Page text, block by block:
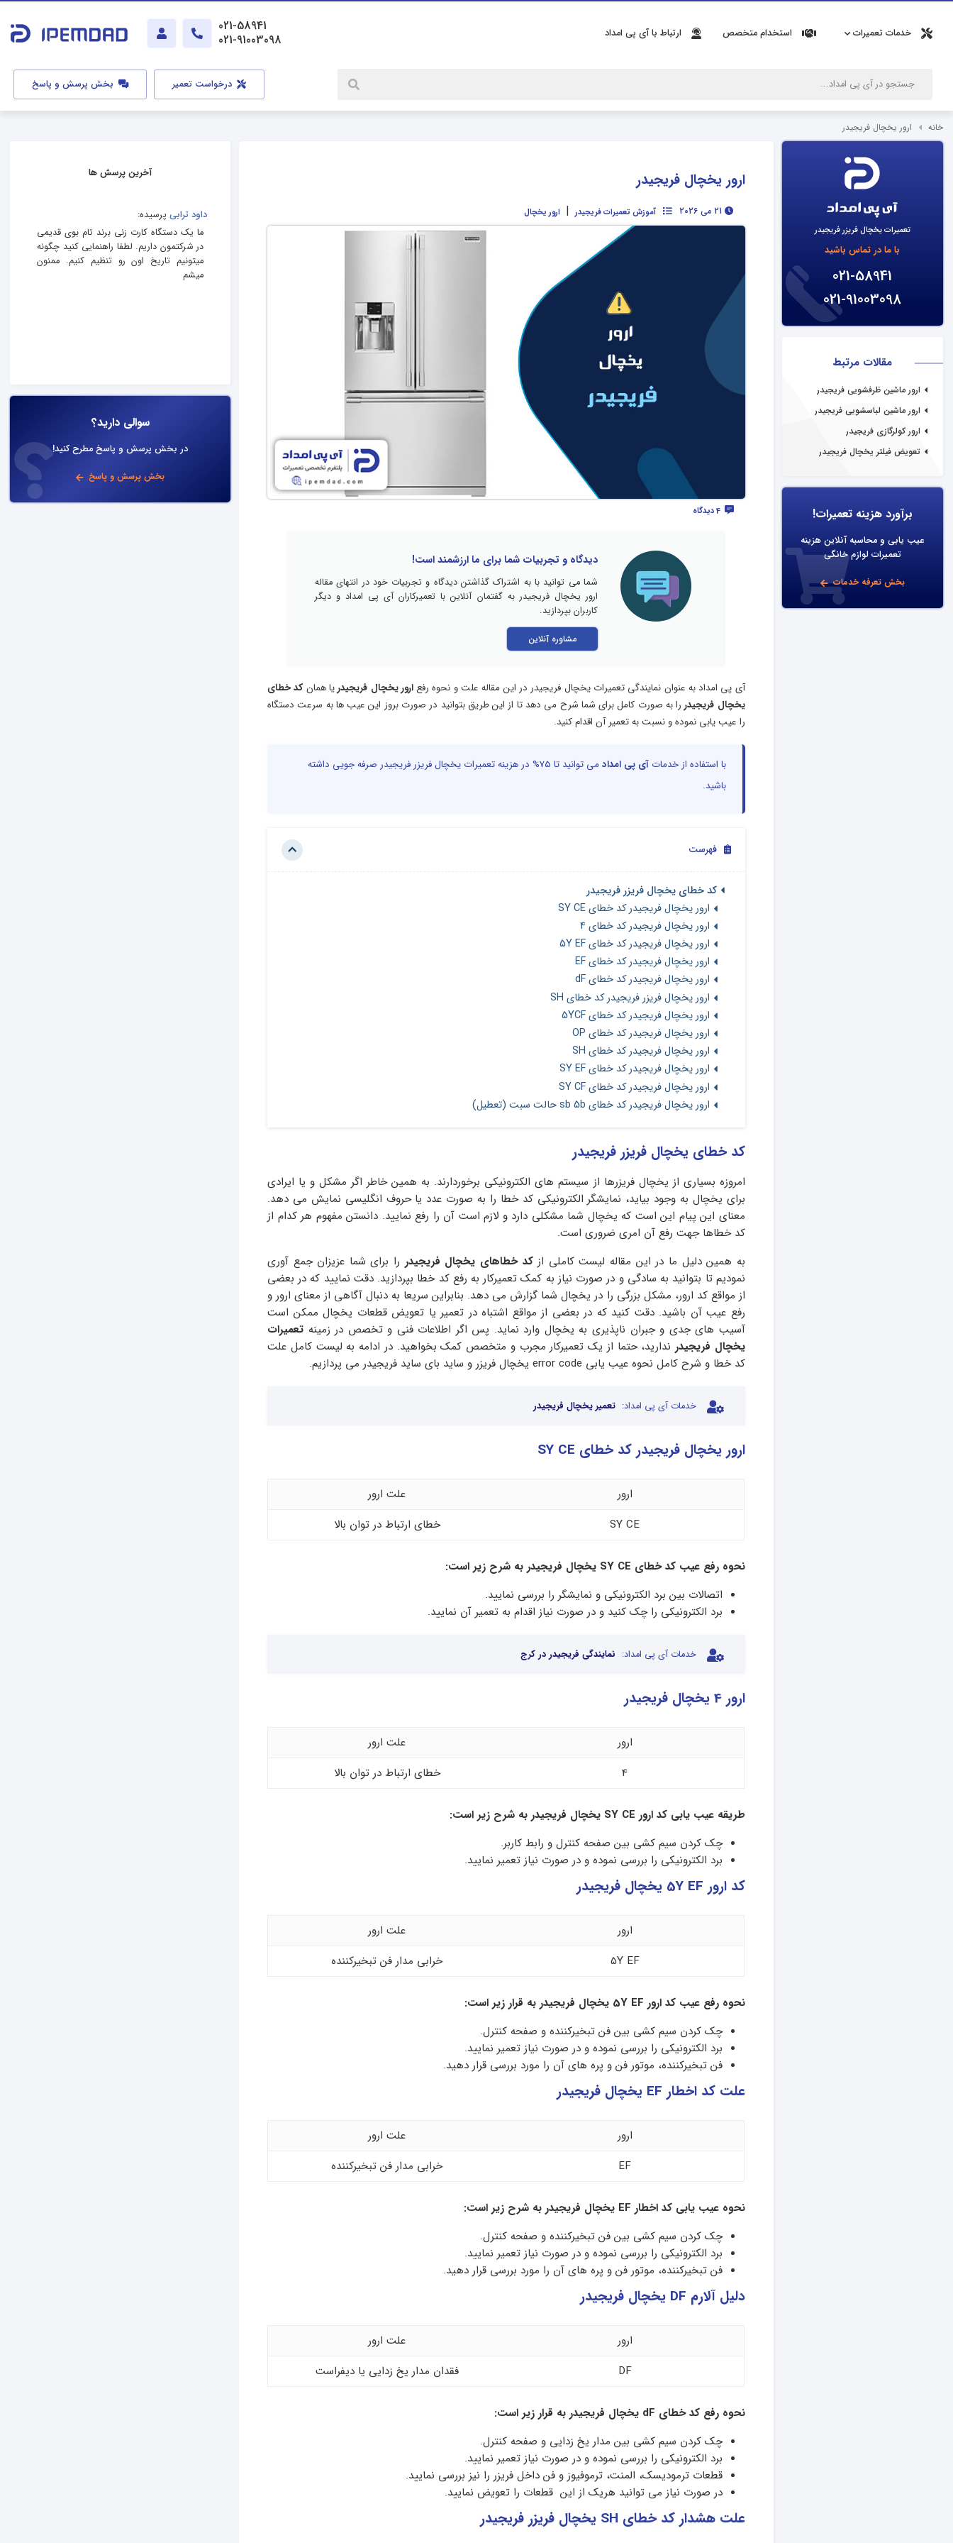
خدمات تعمیرات استخدام متخصص ارتباط با آی پی امداد
021-58941
021-91003098
درخواست تعمیر بخش پرسش و پاسخ
خانه ارور یخچال فریجیدر
تعمیرات یخچال فریزر فریجیدر
با ما در تماس باشید
021-58941
021-91003098
مقالات مرتبط
ارور ماشین ظرفشویی فریجیدر
ارور ماشین لباسشویی فریجیدر
ارور کولرگازی فریجیدر
تعویض فیلتر یخچال فریجیدر
برآورد هزینه تعمیرات!
عیب یابی و محاسبه آنلاین هزینه
تعمیرات لوازم خانگی
بخش تعرفه خدمات
ارور یخچال فریجیدر
آموزش تعمیرات فریجیدر | ارور یخچال
4 دیدگاه
دیدگاه و تجربیات شما برای ما ارزشمند است!
شما می توانید با به اشتراک گذاشتن دیدگاه و تجربیات خود در انتهای مقاله
ارور یخچال فریجیدر به گفتمان آنلاین با تعمیرکاران آی پی امداد و دیگر
کاربران بپردازید.
مشاوره آنلاین
آی پی امداد به عنوان نمایندگی تعمیرات یخچال فریجیدر در این مقاله علت و نحوه رفعارور یخچال فریجیدریا همان کد خطای
یخچال فریجیدررا به صورت کامل برای شما شرح می دهد تا از این طریق بتوانید در صورت بروز این عیب ها به سرعت دستگاه
را عیب یابی نموده و نسبت به تعمیر آن اقدام کنید.
با استفاده از خدماتآی پی امداد
می توانید تا 75% در هزینه تعمیرات یخچال فریزر فریجیدر صرفه جویی داشته
باشید.
فهرست
کد خطای یخچال فریزر فریجیدر
ارور یخچال فریجیدر کد خطای SY CE
ارور یخچال فریجیدر کد خطای 4
ارور یخچال فریجیدر کد خطای 5Y EF
ارور یخچال فریجیدر کد خطای EF
ارور یخچال فریجیدر کد خطای dF
ارور یخچال فریزر فریجیدر کد خطای SH
ارور یخچال فریجیدر کد خطای 5YCF
ارور یخچال فریجیدر کد خطای OP
ارور یخچال فریجیدر کد خطای SH
ارور یخچال فریجیدر کد خطای SY EF
ارور یخچال فریجیدر کد خطای SY CF
ارور یخچال فریجیدر کد خطای sb 5b حالت سبت (تعطیل)
کد خطای یخچال فریزر فریجیدر
امروزه بسیاری از یخچال فریزرها از سیستم های الکترونیکی برخوردارند. به همین خاطر اگر مشکل و یا ایرادی
برای یخچال به وجود بیاید، نمایشگر الکترونیکی کد خطا را به صورت عدد یا حروف انگلیسی نمایش می دهد.
معنای این پیام این است که یخچال شما مشکلی دارد و لازم است آن را رفع نمایید. دانستن مفهوم هر کدام از
کد خطاها جهت رفع آن امری ضروری است.
به همین دلیل ما در این مقاله لیست کاملی ازکد خطاهای یخچال فریجیدر را برای شما عزیزان جمع آوری
نمودیم تا بتوانید به سادگی و در صورت نیاز به کمک تعمیرکار به رفع کد خطا بپردازید. دقت نمایید که در بعضی
از مواقع کد ارور، مشکل بزرگی را در یخچال شما گزارش می دهد. بنابراین سریعا به دنبال آگاهی از معنای ارور و
رفع عیب آن باشید. دقت کنید که در بعضی از مواقع اشتباه در تعمیر یا تعویض قطعات یخچال ممکن است
آسیب های جدی و جبران ناپذیری به یخچال وارد نماید. پس اگر اطلاعات فنی و تخصص در زمینه تعمیرات
یخچال فریجیدر ندارید، حتما از یک تعمیرکار مجرب و متخصص کمک بخواهید. در ادامه به لیست کامل علت
کد خطا و شرح کامل نحوه عیب یابی error code یخچال فریزر و ساید بای ساید فریجیدر می پردازیم.
خدمات آی پی امداد: تعمیر یخچال فریجیدر
ارور یخچال فریجیدر کد خطای SY CE
ارور
علت ارور
SY CE
خطای ارتباط در توان بالا
نحوه رفع عیب کد خطای SY CE یخچال فریجیدر به شرح زیر است:
اتصالات بین برد الکترونیکی و نمایشگر را بررسی نمایید.
برد الکترونیکی را چک کنید و در صورت نیاز اقدام به تعمیر آن نمایید.
خدمات آی پی امداد: نمایندگی فریجیدر در کرج
ارور 4 یخچال فریجیدر
ارور
علت ارور
4
خطای ارتباط در توان بالا
طریقه عیب یابی کد ارور SY CE یخچال فریجیدر به شرح زیر است:
چک کردن سیم کشی بین صفحه کنترل و رابط کاربر.
برد الکترونیکی را بررسی نموده و در صورت نیاز تعمیر نمایید.
کد ارور 5Y EF یخچال فریجیدر
ارور
علت ارور
5Y EF
خرابی مدار فن تبخیرکننده
نحوه رفع عیب کد ارور 5Y EF یخچال فریجیدر به قرار زیر است:
چک کردن سیم کشی بین فن تبخیرکننده و صفحه کنترل.
برد الکترونیکی را بررسی نموده و در صورت نیاز تعمیر نمایید.
فن تبخیرکننده، موتور فن و پره های آن را مورد بررسی قرار دهید.
علت کد اخطار EF یخچال فریجیدر
ارور
علت ارور
EF
خرابی مدار فن تبخیرکننده
نحوه عیب یابی کد اخطار EF یخچال فریجیدر به شرح زیر است:
چک کردن سیم کشی بین فن تبخیرکننده و صفحه کنترل.
برد الکترونیکی را بررسی نموده و در صورت نیاز تعمیر نمایید.
فن تبخیرکننده، موتور فن و پره های آن را مورد بررسی قرار دهید.
دلیل آلارم DF یخچال فریجیدر
ارور
علت ارور
DF
فقدان مدار یخ زدایی یا دیفراست
نحوه رفع کد خطای dF یخچال فریجیدر به قرار زیر است:
چک کردن سیم کشی بین مدار یخ زدایی و صفحه کنترل.
برد الکترونیکی را بررسی نموده و در صورت نیاز تعمیر نمایید.
قطعات ترمودیسک، المنت، ترموفیوز و فن داخل فریزر را نیز بررسی نمایید.
در صورت نیاز می توانید هریک از این قطعات را تعویض نمایید.
علت هشدار کد خطای SH یخچال فریزر فریجیدر
آخرین پرسش ها
داود ترابی پرسیده:
ما یک دستگاه کارت زنی برند تام بوی قدیمی
در شرکتمون داریم. لطفا راهنمایی کنید چگونه
میتونیم تاریخ اون رو تنظیم کنیم. ممنون
میشم
سوالی دارید؟
در بخش پرسش و پاسخ مطرح کنید!
بخش پرسش و پاسخ